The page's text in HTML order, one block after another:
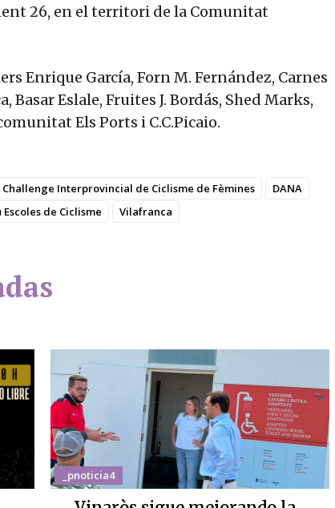
26, en el territori de la Comunitat
Enrique García, Forn M. Fernández, Carnes
Basar Eslale, Fruites J. Bordás, Shed Marks,
Els Ports i C.C.Picaio.
Challenge Interprovincial de Ciclisme de Fèmines
DANA
de Ciclisme Vilafranca
_pnoticia4